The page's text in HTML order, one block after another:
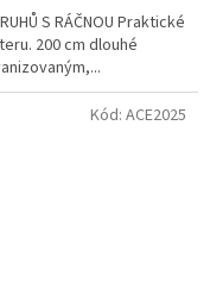
S RÁČNOU Praktické
200 cm dlouhé
Kód: ACE2025